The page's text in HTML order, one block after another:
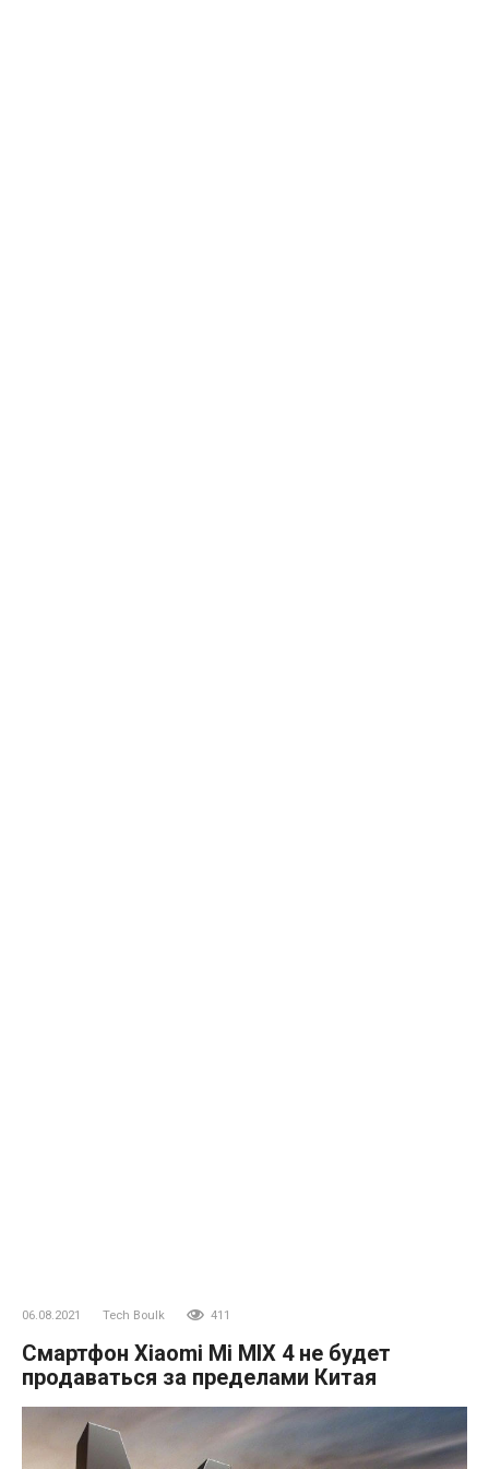
06.08.2021 Tech Boulk 411
Смартфон Xiaomi Mi MIX 4 не будет
продаваться за пределами Китая